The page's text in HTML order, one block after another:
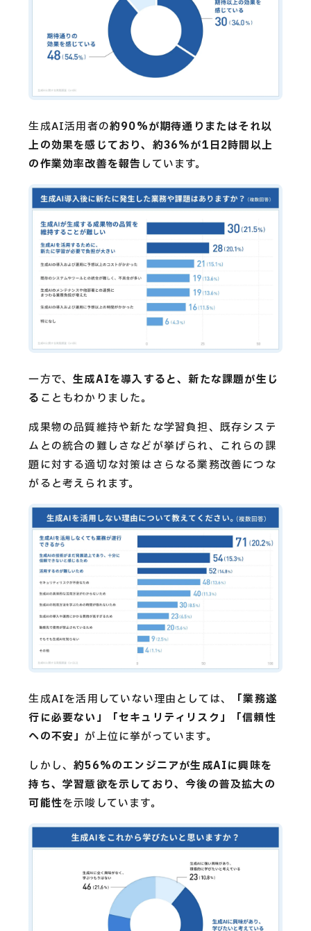
生成AI活用者の約90%が期待通りまたはそれ以
上の効果を感じており、約36%が1日2時間以上
の作業効率改善を報告 しています。
一方で、生成AIを導入すると、新たな課題が生じ
る こともわかりました。
成果物の品質維持や新たな学習負担、既存システ
ムとの統合の難しさなどが挙げられ、これらの課
題に対する適切な対策はさらなる業務改善につな
がると考えられます。
生成AIを活用していない理由としては、
「業務遂
行に必要ない」「セキュリティリスク」「信頼性
への不安」 が上位に挙がっています。
しかし、約56%のエンジニアが生成AIに興味を
持ち、学習意欲を示しており、今後の普及拡大の
可能性を示唆しています。